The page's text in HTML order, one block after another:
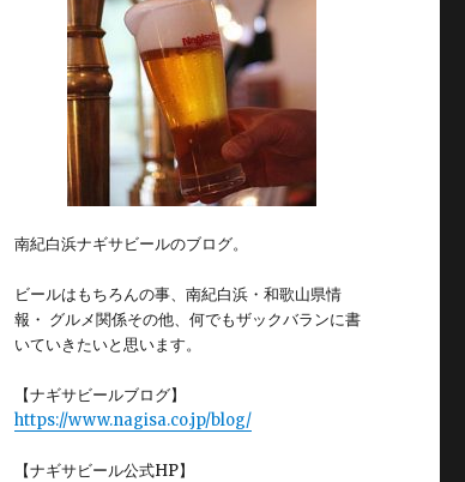
南紀白浜ナギサビールのブログ。
ビールはもちろんの事、南紀白浜・和歌山県情
報・ グルメ関係その他、何でもザックバランに書
いていきたいと思います。
【ナギサビールブログ】
https://www.nagisa.co.jp/blog/
【ナギサビール公式HP】